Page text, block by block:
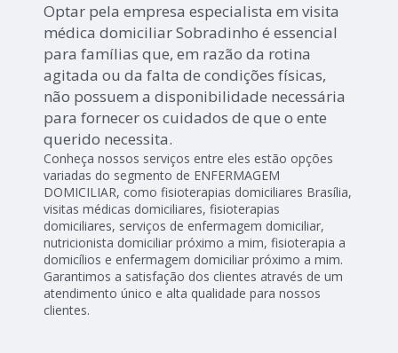
Optar pela empresa especialista em visita
médica domiciliar Sobradinho é essencial
para famílias que, em razão da rotina
agitada ou da falta de condições físicas,
não possuem a disponibilidade necessária
para fornecer os cuidados de que o ente
querido necessita.
Conheça nossos serviços entre eles estão opções
variadas do segmento de ENFERMAGEM
DOMICILIAR, como fisioterapias domiciliares Brasília,
visitas médicas domiciliares, fisioterapias
domiciliares, serviços de enfermagem domiciliar,
nutricionista domiciliar próximo a mim, fisioterapia a
domicílios e enfermagem domiciliar próximo a mim.
Garantimos a satisfação dos clientes através de um
atendimento único e alta qualidade para nossos
clientes.